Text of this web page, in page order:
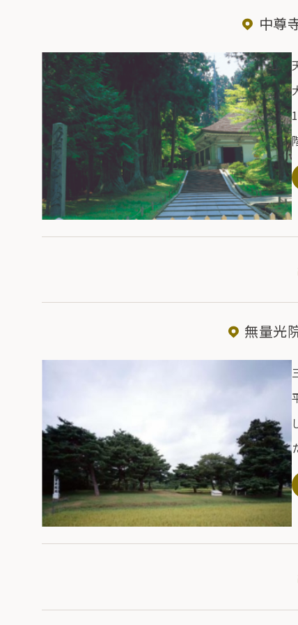
中尊
無量光